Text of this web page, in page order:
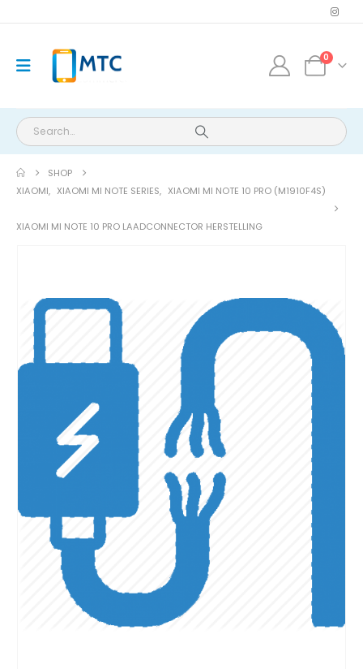
0
SHOP
XIAOMI, XIAOMI MI NOTE SERIES, XIAOMI MI NOTE 10 PRO (M1910F4S)
XIAOMI MI NOTE 10 PRO LAADCONNECTOR HERSTELLING